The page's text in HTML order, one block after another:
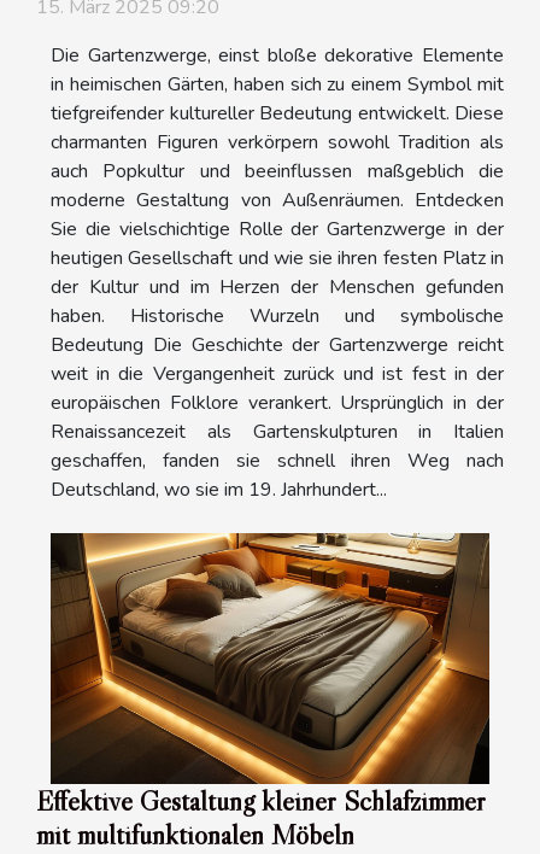
15. März 2025 09:20
Die Gartenzwerge, einst bloße dekorative Elemente
in heimischen Gärten, haben sich zu einem Symbol mit
tiefgreifender kultureller Bedeutung entwickelt. Diese
charmanten Figuren verkörpern sowohl Tradition als
auch Popkultur und beeinflussen maßgeblich die
moderne Gestaltung von Außenräumen. Entdecken
Sie die vielschichtige Rolle der Gartenzwerge in der
heutigen Gesellschaft und wie sie ihren festen Platz in
der Kultur und im Herzen der Menschen gefunden
haben. Historische Wurzeln und symbolische
Bedeutung Die Geschichte der Gartenzwerge reicht
weit in die Vergangenheit zurück und ist fest in der
europäischen Folklore verankert. Ursprünglich in der
Renaissancezeit als Gartenskulpturen in Italien
geschaffen, fanden sie schnell ihren Weg nach
Deutschland, wo sie im 19. Jahrhundert...
Effektive Gestaltung kleiner Schlafzimmer
mit multifunktionalen Möbeln